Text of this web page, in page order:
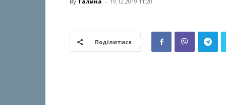
Поділитися